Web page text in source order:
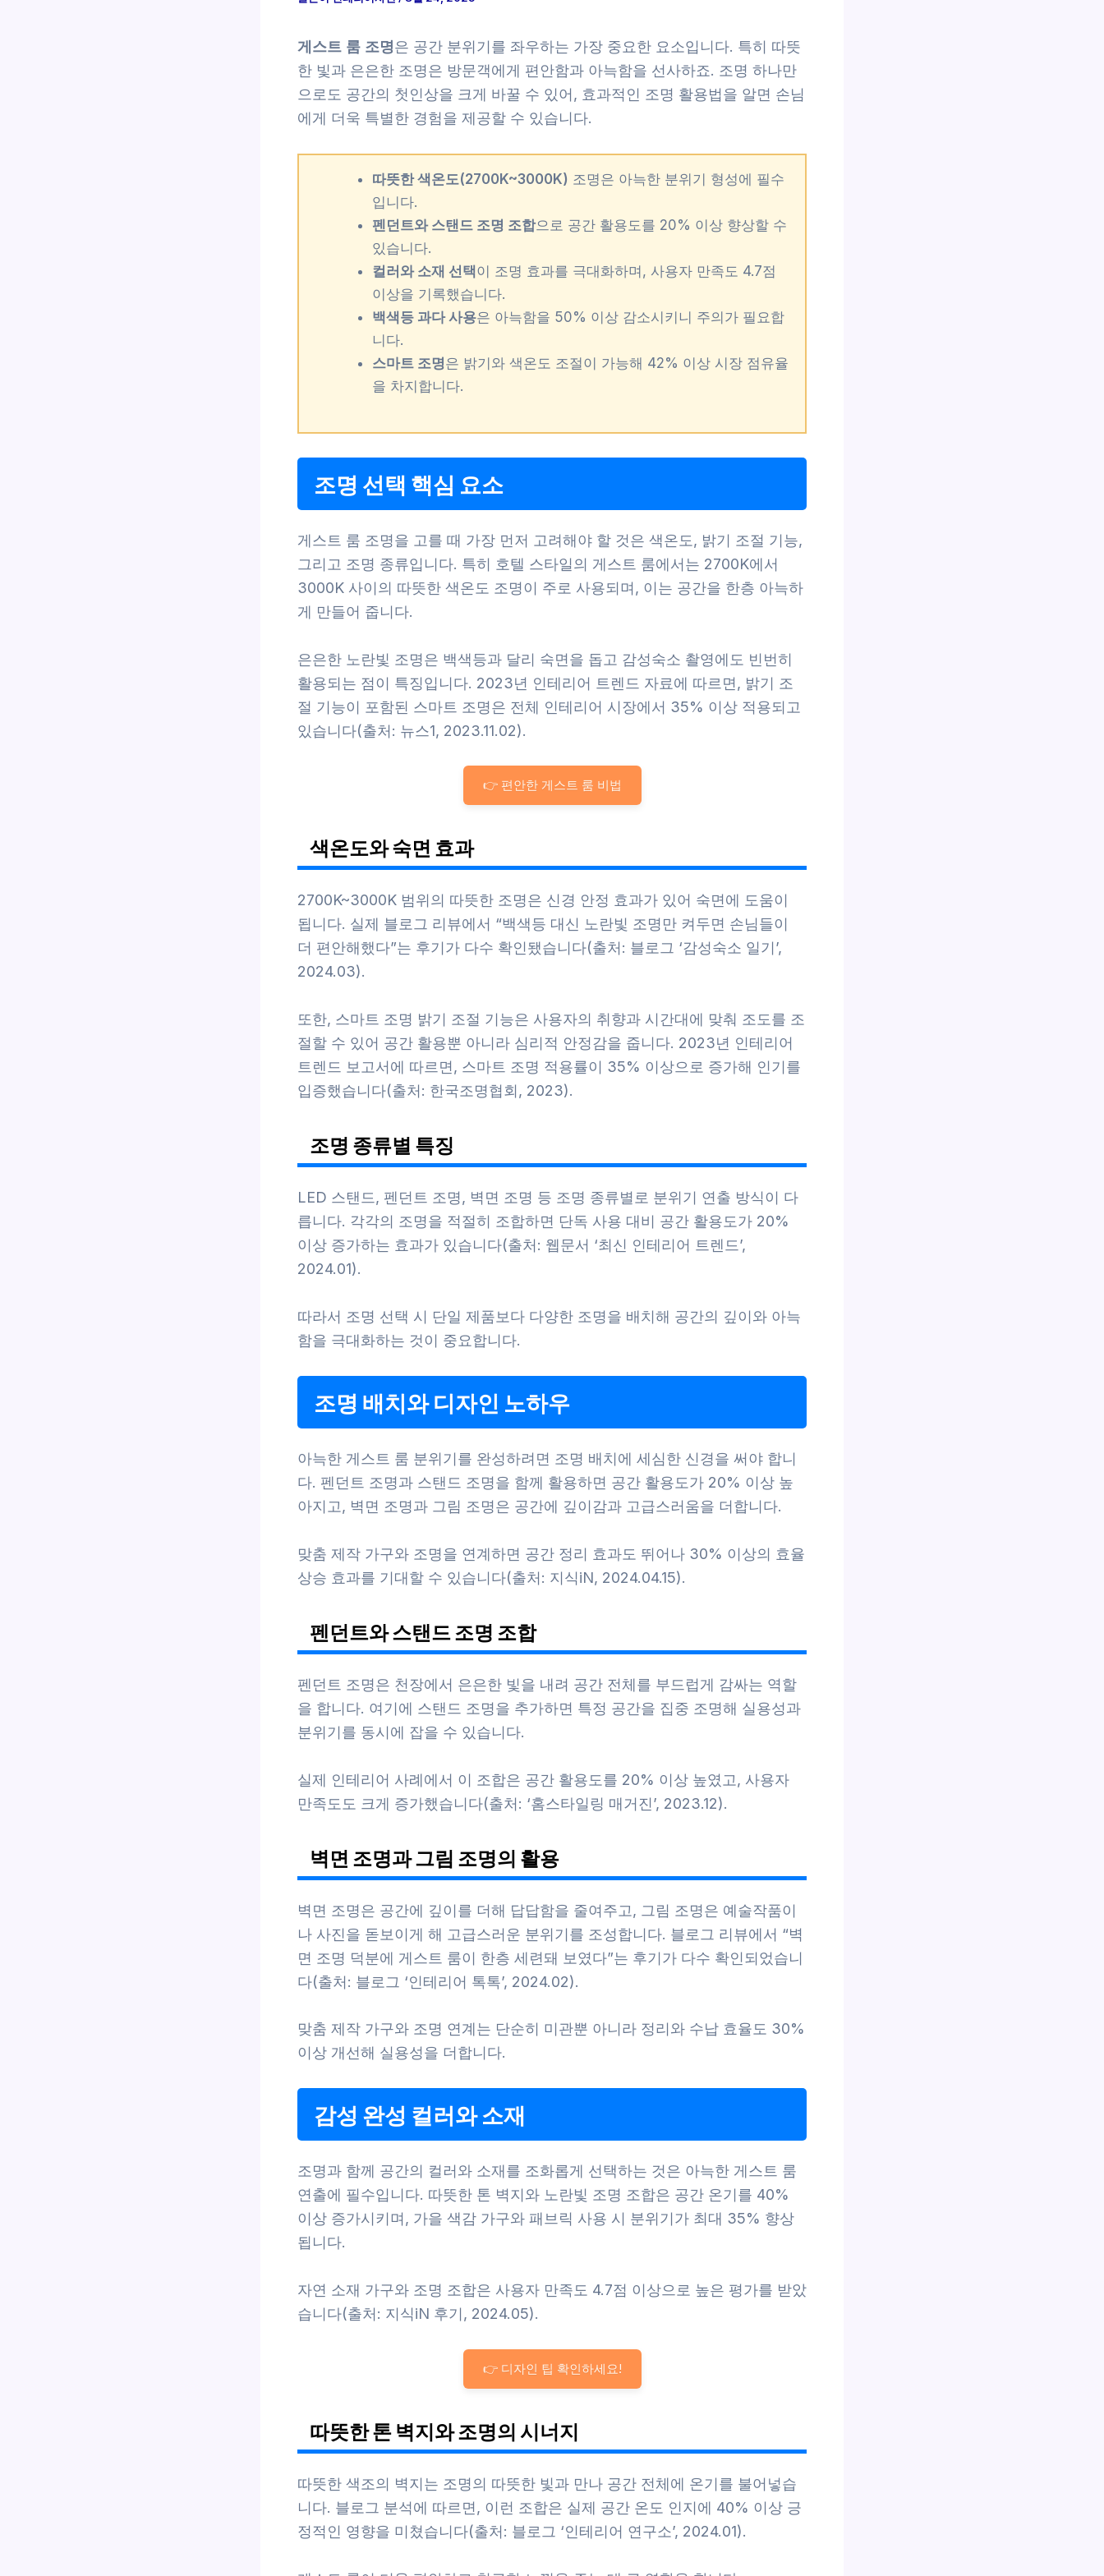
게스트 룸 조명은 공간 분위기를 좌우하는 가장 중요한 요소입니다. 특히 따뜻
한 빛과 은은한 조명은 방문객에게 편안함과 아늑함을 선사하죠. 조명 하나만
으로도 공간의 첫인상을 크게 바꿀 수 있어, 효과적인 조명 활용법을 알면 손님
에게 더욱 특별한 경험을 제공할 수 있습니다.
따뜻한 색온도(2700K~3000K) 조명은 아늑한 분위기 형성에 필수
입니다.
펜던트와 스탠드 조명 조합으로 공간 활용도를 20% 이상 향상할 수
있습니다.
컬러와 소재 선택이 조명 효과를 극대화하며, 사용자 만족도 4.7점
이상을 기록했습니다.
백색등 과다 사용은 아늑함을 50% 이상 감소시키니 주의가 필요합
니다.
스마트 조명은 밝기와 색온도 조절이 가능해 42% 이상 시장 점유율
을 차지합니다.
조명 선택 핵심 요소
게스트 룸 조명을 고를 때 가장 먼저 고려해야 할 것은 색온도, 밝기 조절 기능,
그리고 조명 종류입니다. 특히 호텔 스타일의 게스트 룸에서는 2700K에서
3000K 사이의 따뜻한 색온도 조명이 주로 사용되며, 이는 공간을 한층 아늑하
게 만들어 줍니다.
은은한 노란빛 조명은 백색등과 달리 숙면을 돕고 감성숙소 촬영에도 빈번히
활용되는 점이 특징입니다. 2023년 인테리어 트렌드 자료에 따르면, 밝기 조
절 기능이 포함된 스마트 조명은 전체 인테리어 시장에서 35% 이상 적용되고
있습니다(출처: 뉴스1, 2023.11.02).
👉 편안한 게스트 룸 비법
색온도와 숙면 효과
2700K~3000K 범위의 따뜻한 조명은 신경 안정 효과가 있어 숙면에 도움이
됩니다. 실제 블로그 리뷰에서 “백색등 대신 노란빛 조명만 켜두면 손님들이
더 편안해했다”는 후기가 다수 확인됐습니다(출처: 블로그 ‘감성숙소 일기’,
2024.03).
또한, 스마트 조명 밝기 조절 기능은 사용자의 취향과 시간대에 맞춰 조도를 조
절할 수 있어 공간 활용뿐 아니라 심리적 안정감을 줍니다. 2023년 인테리어
트렌드 보고서에 따르면, 스마트 조명 적용률이 35% 이상으로 증가해 인기를
입증했습니다(출처: 한국조명협회, 2023).
조명 종류별 특징
LED 스탠드, 펜던트 조명, 벽면 조명 등 조명 종류별로 분위기 연출 방식이 다
릅니다. 각각의 조명을 적절히 조합하면 단독 사용 대비 공간 활용도가 20%
이상 증가하는 효과가 있습니다(출처: 웹문서 ‘최신 인테리어 트렌드’,
2024.01).
따라서 조명 선택 시 단일 제품보다 다양한 조명을 배치해 공간의 깊이와 아늑
함을 극대화하는 것이 중요합니다.
조명 배치와 디자인 노하우
아늑한 게스트 룸 분위기를 완성하려면 조명 배치에 세심한 신경을 써야 합니
다. 펜던트 조명과 스탠드 조명을 함께 활용하면 공간 활용도가 20% 이상 높
아지고, 벽면 조명과 그림 조명은 공간에 깊이감과 고급스러움을 더합니다.
맞춤 제작 가구와 조명을 연계하면 공간 정리 효과도 뛰어나 30% 이상의 효율
상승 효과를 기대할 수 있습니다(출처: 지식iN, 2024.04.15).
펜던트와 스탠드 조명 조합
펜던트 조명은 천장에서 은은한 빛을 내려 공간 전체를 부드럽게 감싸는 역할
을 합니다. 여기에 스탠드 조명을 추가하면 특정 공간을 집중 조명해 실용성과
분위기를 동시에 잡을 수 있습니다.
실제 인테리어 사례에서 이 조합은 공간 활용도를 20% 이상 높였고, 사용자
만족도도 크게 증가했습니다(출처: ‘홈스타일링 매거진’, 2023.12).
벽면 조명과 그림 조명의 활용
벽면 조명은 공간에 깊이를 더해 답답함을 줄여주고, 그림 조명은 예술작품이
나 사진을 돋보이게 해 고급스러운 분위기를 조성합니다. 블로그 리뷰에서 “벽
면 조명 덕분에 게스트 룸이 한층 세련돼 보였다”는 후기가 다수 확인되었습니
다(출처: 블로그 ‘인테리어 톡톡’, 2024.02).
맞춤 제작 가구와 조명 연계는 단순히 미관뿐 아니라 정리와 수납 효율도 30%
이상 개선해 실용성을 더합니다.
감성 완성 컬러와 소재
조명과 함께 공간의 컬러와 소재를 조화롭게 선택하는 것은 아늑한 게스트 룸
연출에 필수입니다. 따뜻한 톤 벽지와 노란빛 조명 조합은 공간 온기를 40%
이상 증가시키며, 가을 색감 가구와 패브릭 사용 시 분위기가 최대 35% 향상
됩니다.
자연 소재 가구와 조명 조합은 사용자 만족도 4.7점 이상으로 높은 평가를 받았
습니다(출처: 지식iN 후기, 2024.05).
👉 디자인 팁 확인하세요!
따뜻한 톤 벽지와 조명의 시너지
따뜻한 색조의 벽지는 조명의 따뜻한 빛과 만나 공간 전체에 온기를 불어넣습
니다. 블로그 분석에 따르면, 이런 조합은 실제 공간 온도 인지에 40% 이상 긍
정적인 영향을 미쳤습니다(출처: 블로그 ‘인테리어 연구소’, 2024.01).